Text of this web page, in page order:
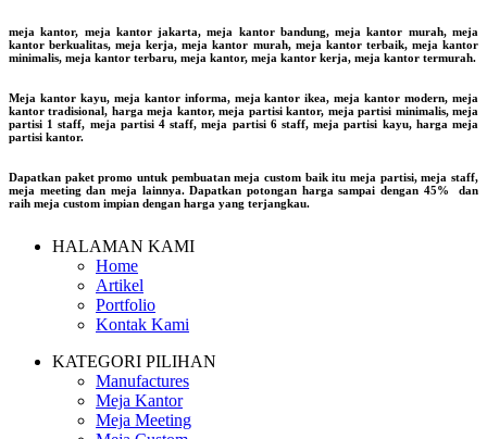
meja kantor, meja kantor jakarta, meja kantor bandung, meja kantor murah, meja
kantor berkualitas, meja kerja, meja kantor murah, meja kantor terbaik, meja kantor
minimalis, meja kantor terbaru, meja kantor, meja kantor kerja, meja kantor termurah.
Meja kantor kayu, meja kantor informa, meja kantor ikea, meja kantor modern, meja
kantor tradisional, harga meja kantor, meja partisi kantor, meja partisi minimalis, meja
partisi 1 staff, meja partisi 4 staff, meja partisi 6 staff, meja partisi kayu, harga meja
partisi kantor.
Dapatkan paket promo untuk pembuatan meja custom baik itu meja partisi, meja staff,
meja meeting dan meja lainnya. Dapatkan potongan harga sampai dengan 45% dan
raih meja custom impian dengan harga yang terjangkau.
HALAMAN KAMI
Home
Artikel
Portfolio
Kontak Kami
KATEGORI PILIHAN
Manufactures
Meja Kantor
Meja Meeting